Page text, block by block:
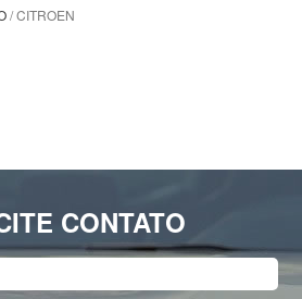
/ CITROEN
CONTATO